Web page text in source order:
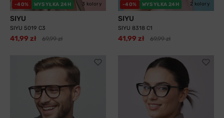
-40% WYSYŁKA 24H 3 kolory
SIYU
SIYU 5019 C3
41,99 zł 69,99 zł
-40% WYSYŁKA 24H 2 kolory
SIYU
SIYU 8318 C1
41,99 zł 69,99 zł